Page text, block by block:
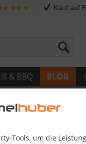
Kauf auf
& BBQ BLOG
Tools, um die